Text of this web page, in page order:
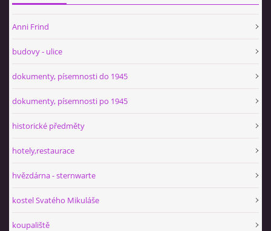
Anni Frind
budovy - ulice
dokumenty, písemnosti do 1945
dokumenty, písemnosti po 1945
historické předměty
hotely,restaurace
hvězdárna - sternwarte
kostel Svatého Mikuláše
koupaliště